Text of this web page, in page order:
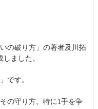
の破り方」の著者及川拓
ました。
です。
の守り方。特に1手を争